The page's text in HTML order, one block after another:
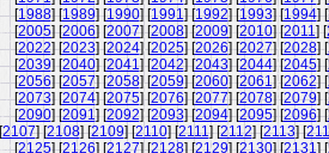
[1988] [1989] [1990] [1991] [1992] [1993] [1994] [
[2005] [2006] [2007] [2008] [2009] [2010] [2011] [
[2022] [2023] [2024] [2025] [2026] [2027] [2028] [
[2039] [2040] [2041] [2042] [2043] [2044] [2045] [
[2056] [2057] [2058] [2059] [2060] [2061] [2062] [
[2073] [2074] [2075] [2076] [2077] [2078] [2079] [
[2090] [2091] [2092] [2093] [2094] [2095] [2096] [
[2107] [2108] [2109] [2110] [2111] [2112] [2113] [
[2125] [2126] [2127] [2128] [2129] [2130] [2131] [